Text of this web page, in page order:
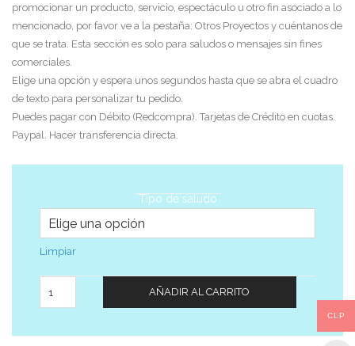
promocionar un producto, servicio, espectáculo u otro fin asociado a lo
mencionado, por favor ve a la pestaña: Otros Proyectos y cuéntanos de
que se trata. Esta sección es solo para saludos o mensajes sin fines
comerciales.
Elige una opción y espera unos segundos hasta que se abra el cuadro
de texto para personalizar tu pedido.
Puedes pagar con Débito (Redcompra). Tarjetas de Crédito en cuotas.
Paypal. Hacer transferencia directa.
Tipo de saludo
Limpiar
AÑADIR AL CARRITO
CLP